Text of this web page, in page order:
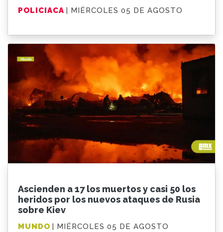
POLICIACA | MIÉRCOLES 05 DE AGOSTO
Ascienden a 17 los muertos y casi 50 los
heridos por los nuevos ataques de Rusia
sobre Kiev
MUNDO | MIÉRCOLES 05 DE AGOSTO